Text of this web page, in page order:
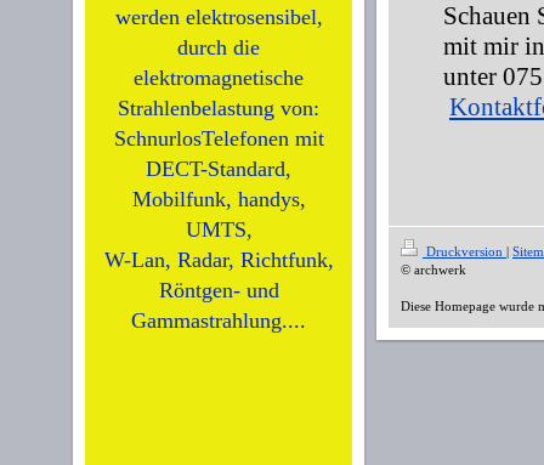
werden elektrosensibel,
durch die
elektromagnetische
Strahlenbelastung von:
SchnurlosTelefonen mit
DECT-Standard,
Mobilfunk, handys,
UMTS,
W-Lan, Radar, Richtfunk,
Röntgen- und
Gammastrahlung....
Schauen
mit mir
unter
Druckversion |
© archwerk
Diese Homepage wurde